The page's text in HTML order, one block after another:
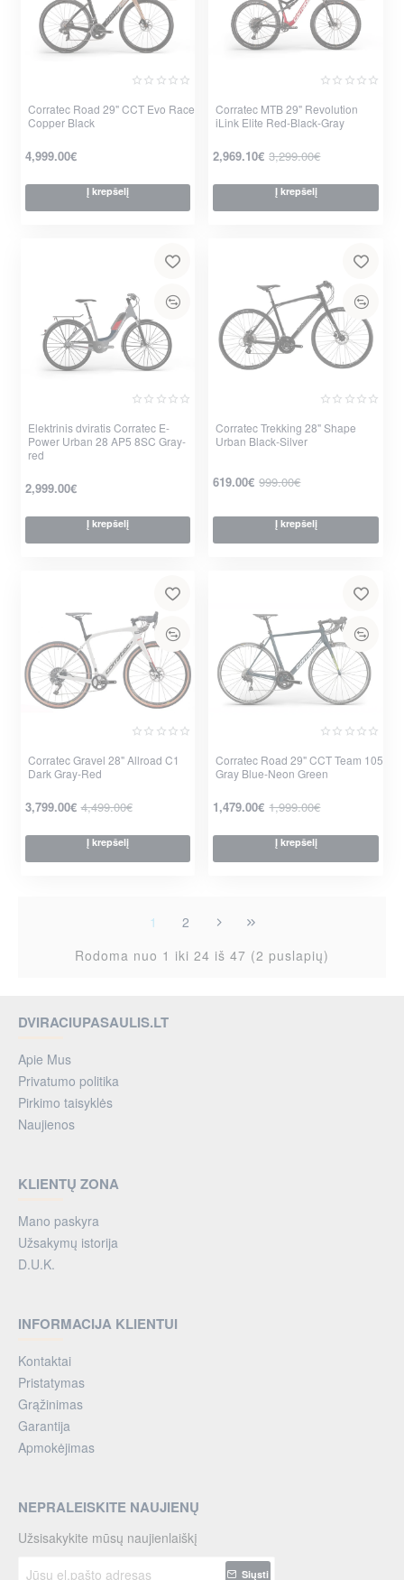
Corratec Road 29" CCT Evo Race
Copper Black
4,999.00€
Į krepšelį
-10%
Corratec MTB 29" Revolution
iLink Elite Red-Black-Gray
2,969.10€ 3,299.00€
Į krepšelį
Elektrinis dviratis Corratec E-
Power Urban 28 AP5 8SC Gray-
red
2,999.00€
Į krepšelį
-38%
Corratec Trekking 28" Shape
Urban Black-Silver
619.00€ 999.00€
Į krepšelį
-16%
Corratec Gravel 28" Allroad C1
Dark Gray-Red
3,799.00€ 4,499.00€
Į krepšelį
-26%
Corratec Road 29" CCT Team 105
Gray Blue-Neon Green
1,479.00€ 1,999.00€
Į krepšelį
1
2
Rodoma nuo 1 iki 24 iš 47 (2 puslapių)
DVIRACIUPASAULIS.LT
Apie Mus
Privatumo politika
Pirkimo taisyklės
Naujienos
KLIENTŲ ZONA
Mano paskyra
Užsakymų istorija
D.U.K.
INFORMACIJA KLIENTUI
Kontaktai
Pristatymas
Grąžinimas
Garantija
Apmokėjimas
NEPRALEISKITE NAUJIENŲ
Užsisakykite mūsų naujienlaiškį
Siųsti